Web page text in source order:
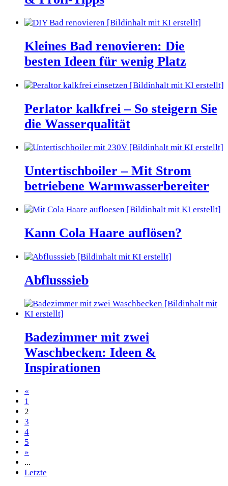
Kleines Bad renovieren: Die
besten Ideen für wenig Platz
Perlator kalkfrei – So steigern Sie
die Wasserqualität
Untertischboiler – Mit Strom
betriebene Warmwasserbereiter
Kann Cola Haare auflösen?
Abflusssieb
Badezimmer mit zwei
Waschbecken: Ideen &
Inspirationen
«
1
2
3
4
5
»
...
Letzte